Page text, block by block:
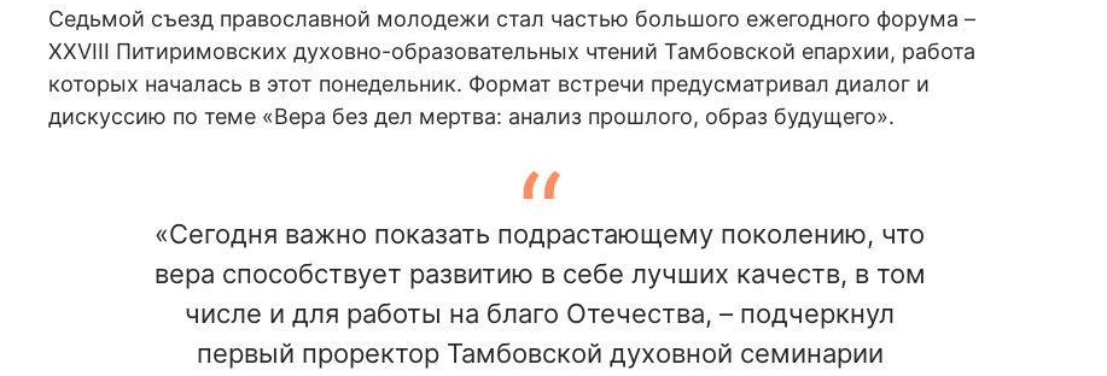
Седьмой съезд православной молодежи стал частью большого ежегодного форума –
XXVIII Питиримовских духовно-образовательных чтений Тамбовской епархии, работа
которых началась в этот понедельник. Формат встречи предусматривал диалог и
дискуссию по теме «Вера без дел мертва: анализ прошлого, образ будущего».
«Сегодня важно показать подрастающему поколению, что
вера способствует развитию в себе лучших качеств, в том
числе и для работы на благо Отечества, – подчеркнул
первый проректор Тамбовской духовной семинарии